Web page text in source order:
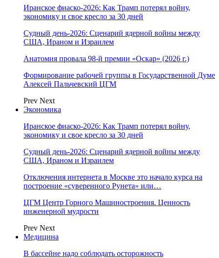
Иранское фиаско-2026: Как Трамп потерял войну,
экономику и свое кресло за 30 дней
Судный день-2026: Сценарий ядерной войны между
США, Ираном и Израилем
Анатомия провала 98-й премии «Оскар» (2026 г.)
Формирование рабочей группы в Государственной Думе
Алексей Пальчевский ЦГМ
Prev Next
Экономика
Иранское фиаско-2026: Как Трамп потерял войну,
экономику и свое кресло за 30 дней
Судный день-2026: Сценарий ядерной войны между
США, Ираном и Израилем
Отключения интернета в Москве это начало курса на
построение «суверенного Рунета» или…
ЦГМ Центр Горного Машиностроения. Ценность
инженерной мудрости
Prev Next
Медицина
В бассейне надо соблюдать осторожность